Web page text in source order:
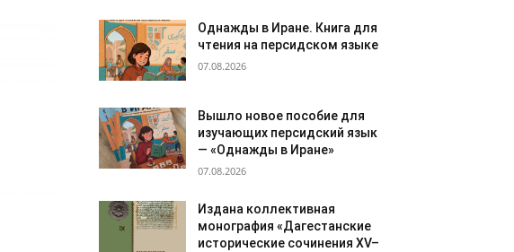
Однажды в Иране. Книга для
чтения на персидском языке
07.08.2026
Вышло новое пособие для
изучающих персидский язык
— «Однажды в Иране»
07.08.2026
Издана коллективная
монография «Дагестанские
исторические сочинения XV–